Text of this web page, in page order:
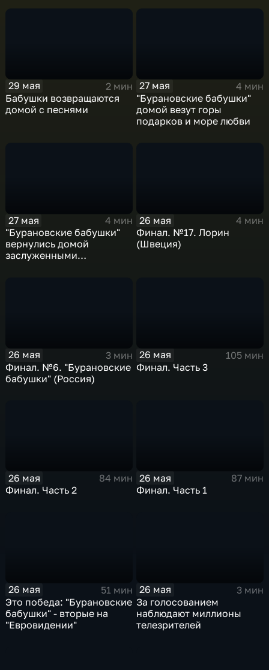
29 мая
2 мин
Бабушки возвращаются
домой с песнями
27 мая
4 мин
"Бурановские бабушки"
домой везут горы
подарков и море любви
27 мая
4 мин
"Бурановские бабушки"
вернулись домой
заслуженными
26 мая
4 мин
Финал. №17. Лорин
(Швеция)
26 мая
3 мин
Финал. №6. "Бурановские
бабушки" (Россия)
26 мая
105 мин
Финал. Часть 3
26 мая
84 мин
Финал. Часть 2
26 мая
87 мин
Финал. Часть 1
26 мая
51 мин
Это победа: "Бурановские
бабушки" - вторые на
"Евровидении"
26 мая
3 мин
За голосованием
наблюдают миллионы
телезрителей